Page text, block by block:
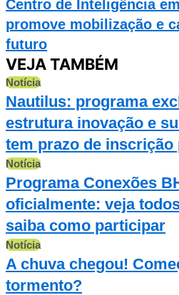
Centro de Inteligência
promove mobilização e
futuro
VEJA TAMBÉM
Notícia
Nautilus: programa
estrutura inovação e
tem prazo de
Notícia
Programa Conexões
oficialmente: veja
saiba como participar
Notícia
A chuva chegou!
tormento?